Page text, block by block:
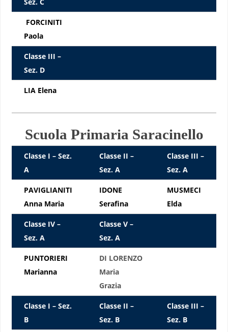
FORCINITI
Paola
Classe III –
Sez. D
LIA Elena
Scuola Primaria Saracinello
Classe I – Sez.
A
Classe II –
Sez. A
Classe III –
Sez. A
PAVIGLIANITI
Anna Maria
IDONE
Serafina
MUSMECI
Elda
Classe IV –
Sez. A
Classe V –
Sez. A
PUNTORIERI
Marianna
DI LORENZO
Maria
Grazia
Classe I – Sez.
B
Classe II –
Sez. B
Classe III –
Sez. B